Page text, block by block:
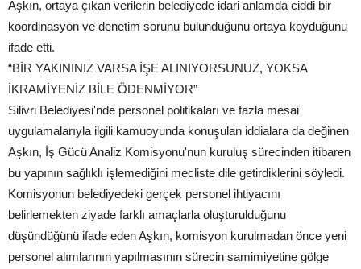
Aşkın, ortaya çıkan verilerin belediyede idari anlamda ciddi bir
koordinasyon ve denetim sorunu bulunduğunu ortaya koyduğunu
ifade etti.
“BİR YAKININIZ VARSA İŞE ALINIYORSUNUZ, YOKSA
İKRAMİYENİZ BİLE ÖDENMİYOR”
Silivri Belediyesi'nde personel politikaları ve fazla mesai
uygulamalarıyla ilgili kamuoyunda konuşulan iddialara da değinen
Aşkın, İş Gücü Analiz Komisyonu'nun kuruluş sürecinden itibaren
bu yapının sağlıklı işlemediğini mecliste dile getirdiklerini söyledi.
Komisyonun belediyedeki gerçek personel ihtiyacını
belirlemekten ziyade farklı amaçlarla oluşturulduğunu
düşündüğünü ifade eden Aşkın, komisyon kurulmadan önce yeni
personel alımlarının yapılmasının sürecin samimiyetine gölge